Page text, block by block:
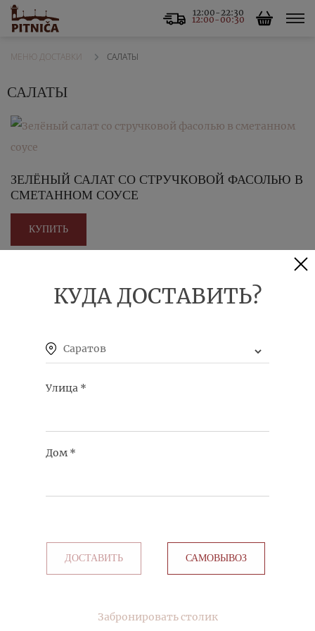
КУДА ДОСТАВИТЬ?
Саратов
Улица *
Дом*
ДОСТАВИТЬ САМОВЫВОЗ
Забронировать столик
12:00-22:30
12:00-00:30
МЕНЮ ДОСТАВКИ САЛАТЫ
САЛАТЫ
ЗЕЛЁНЫЙ САЛАТ СО СТРУЧКОВОЙ ФАСОЛЬЮ В
СМЕТАННОМ СОУСЕ
КУПИТЬ
ОЛИВЬЕ С ЛОСОСЕМ, ИКРОЙ МАСАГО